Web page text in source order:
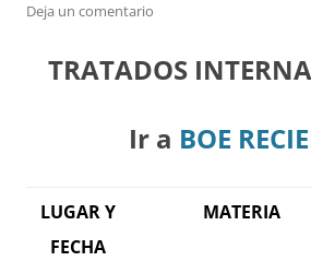
Deja un comentario
TRATADOS
Ir a BOE
LUGAR Y
FECHA
MATERIA